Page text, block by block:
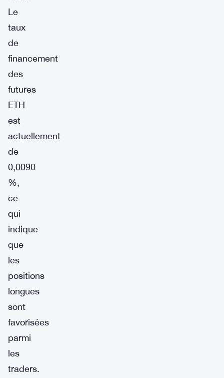
Le
taux
de
financement
des
futures
ETH
est
actuellement
de
0,0090
%,
ce
qui
indique
que
les
positions
longues
sont
favorisées
parmi
les
traders.